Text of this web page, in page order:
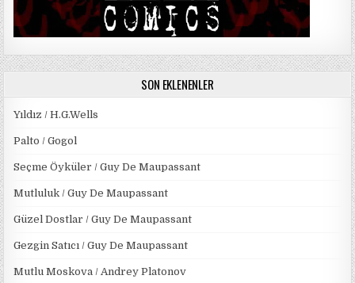
SON EKLENENLER
Yıldız / H.G.Wells
Palto / Gogol
Seçme Öyküler / Guy De Maupassant
Mutluluk / Guy De Maupassant
Güzel Dostlar / Guy De Maupassant
Gezgin Satıcı / Guy De Maupassant
Mutlu Moskova / Andrey Platonov